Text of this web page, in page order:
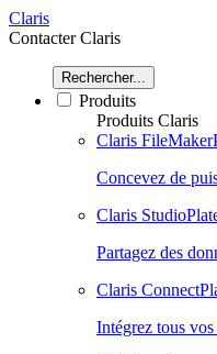
Claris
Contacter Claris
Rechercher...
Produits
Produits Claris
Claris FileMaker
Concevez de
Claris Studio
Partagez des
Claris Connect
Intégrez tous vos